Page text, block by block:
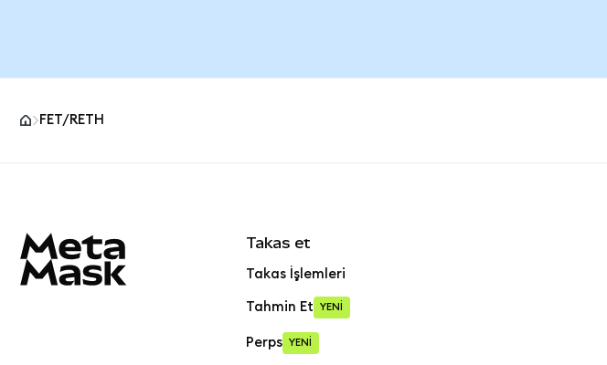
FET/RETH
Takas et
Takas İşlemleri
Tahmin Et YENİ
Perps YENİ